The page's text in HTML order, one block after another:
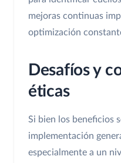
mejoras continuas
optimización
Desafíos y
éticas
Si bien los beneficios
implementación
especialmente a un